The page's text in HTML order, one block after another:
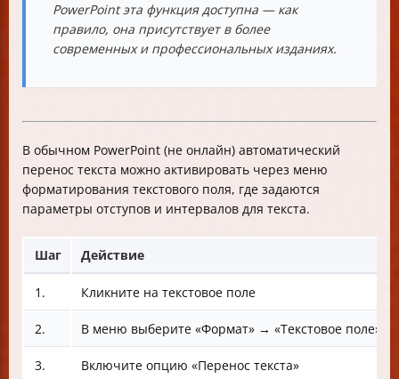
PowerPoint эта функция доступна — как
правило, она присутствует в более
современных и профессиональных изданиях.
В обычном PowerPoint (не онлайн) автоматический
перенос текста можно активировать через меню
форматирования текстового поля, где задаются
параметры отступов и интервалов для текста.
Шаг Действие
1. Кликните на текстовое поле
2. В меню выберите «Формат» → «Текстовое поле»
3. Включите опцию «Перенос текста»